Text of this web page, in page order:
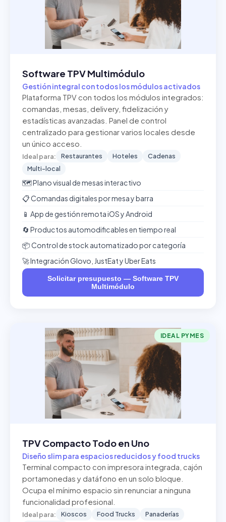
Software TPV Multimódulo
Gestión integral con todos los módulos activados
Plataforma TPV con todos los módulos integrados:
comandas, mesas, delivery, fidelización y
estadísticas avanzadas. Panel de control
centralizado para gestionar varios locales desde
un único acceso.
Ideal para: Restaurantes Hoteles
Cadenas
Multi-local
🗺️ Plano visual de mesas interactivo
📋 Comandas digitales por mesa y barra
📱 App de gestión remota iOS y Android
🔄 Productos automodificables en tiempo real
📦 Control de stock automatizado por categoría
🚀 Integración Glovo, JustEat y Uber Eats
Solicitar presupuesto — Software TPV
Multimódulo
IDEAL PYMES
TPV Compacto Todo en Uno
Diseño slim para espacios reducidos y food trucks
Terminal compacto con impresora integrada, cajón
portamonedas y datáfono en un solo bloque.
Ocupa el mínimo espacio sin renunciar a ninguna
funcionalidad profesional.
Ideal para: Kioscos Food Trucks
Panaderías